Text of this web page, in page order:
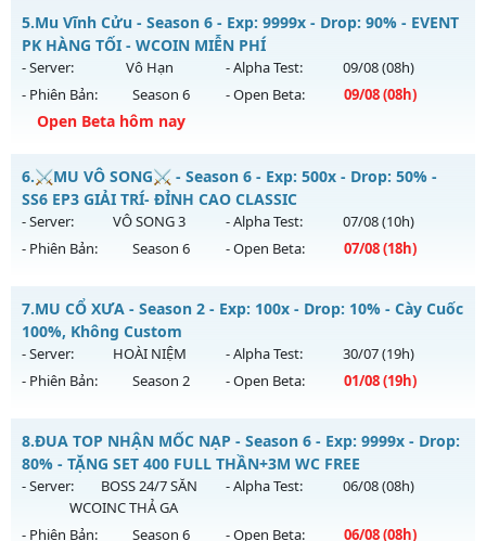
Antihack: ICMPROTECT ✅ 🔴 ✨ ⚡️
✅ Mu Thái Dương SS6 - Cày cuốc miễn phí, Boss liên tục,
sự kiện 24/24, cộng hưởng Full, cày quà nạp
Mu mới ra tháng 08 2026 - Mở máy chủ
Thái Dương Clasic
vào 13h ngày 08/08/2626
Exp: 500x - Drop: 25%
Thể loại: Mu Nguyên bản Webzen
Antihack: VIP SHIELD
5.Mu Vĩnh Cửu - Season 6 - Exp: 9999x - Drop: 90% - EVENT
PK HÀNG TỐI - WCOIN MIỄN PHÍ
- Server: Vô Hạn - Alpha Test: 09/08(08h)
- Phiên Bản:
Season 6 - Open Beta: 09/08(08h)
Open Beta hôm nay
Mu Vĩnh Cửu - EVENT PK HÀNG TỐI - WCOIN MIỄN PHÍ
Mu mới ra tháng 08 2026 - Mở máy chủ
ngày 09/08/2626
Exp: 9999x - Drop: 90%
Thể loại: Mu Nguyên bản Webzen
Antihack: ICMPROTECT ✅ 🔴 ✨ ⚡️
6.⚔️MU VÔ SONG⚔️ - Season 6 - Exp: 500x - Drop: 50% -
SS6 EP3 GIẢI TRÍ- ĐỈNH CAO CLASSIC
- Server: VÔ SONG 3 - Alpha Test: 07/08(10h)
- Phiên Bản:
Season 6 - Open Beta: 07/08(18h)
⚔️MU VÔ SONG⚔️ - SS6 EP3 GIẢI TRÍ- ĐỈNH CAO CLASSIC
Mu mới ra tháng 08 2026 - Mở máy chủ
ngày 07/08/2626
Exp: 500x - Drop: 50%
Thể loại: Mu Nguyên bản Webzen
Antihack: MU8X
7.MU CỔ XƯA - Season 2 - Exp: 100x - Drop: 10% - Cày Cuốc
100%, Không Custom
- Server: HOÀI NIỆM - Alpha Test: 30/07(19h)
- Phiên Bản:
Season 2 - Open Beta: 01/08(19h)
MU CỔ XƯA - Cày Cuốc 100%, Không Custom
Mu mới ra tháng 08 2026 - Mở máy chủHOÀI NIỆM
ngày 01/08/2626
Exp: 100x - Drop: 10%
8.ĐUA TOP NHẬN MỐC NẠP - Season 6 - Exp: 9999x - Drop:
80% - TẶNG SET 400 FULL THẦN+3M WC FREE
- Server:
BOSS 24/7 SĂN
WCOINC THẢ GA
- Alpha Test: 06/08(08h)
- Phiên Bản: Season 6 - Open Beta: 06/08(08h)